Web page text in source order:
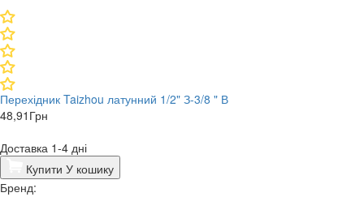
Перехідник Taizhou латунний 1/2" З-3/8 " В
48,91 Грн
Доставка 1-4 дні
Купити У кошику
Бренд: